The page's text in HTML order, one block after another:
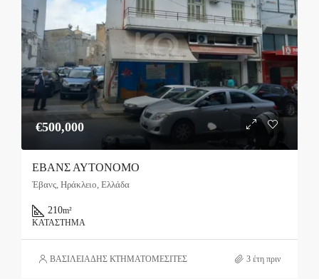
€500,000
ΕΒΑΝΣ ΑΥΤΟΝΟΜΟ
Έβανς, Ηράκλειο, Ελλάδα
210m²
ΚΑΤΆΣΤΗΜΑ
ΒΑΣΙΛΕΙΑΔΗΣ ΚΤΗΜΑΤΟΜΕΣΙΤΕΣ 3 έτη πριν